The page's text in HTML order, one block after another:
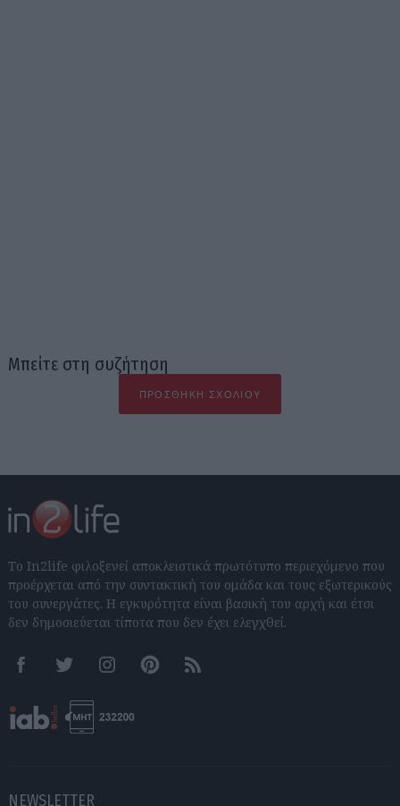
Μπείτε στη συζήτηση
ΠΡΟΣΘΉΚΗ ΣΧΟΛΊΟΥ
Το In2life φιλοξενεί αποκλειστικά πρωτότυπο περιεχόμενο που
προέρχεται από την συντακτική του ομάδα και τους εξωτερικούς
του συνεργάτες. Η εγκυρότητα είναι βασική του αρχή και έτσι
δεν δημοσιεύεται τίποτα που δεν έχει ελεγχθεί.
FacebookTwitter InstagramPinterestRSS feeds
NEWSLETTER